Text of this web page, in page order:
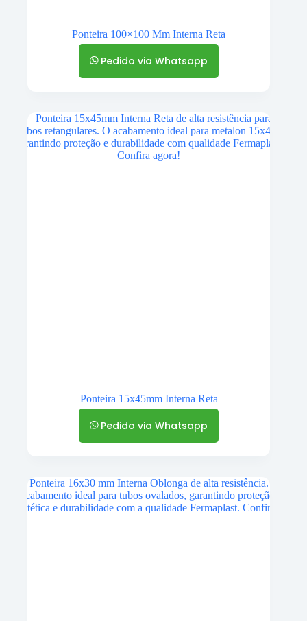
Ponteira 100×100 Mm Interna Reta
Pedido via Whatsapp
Ponteira 15x45mm Interna Reta
Pedido via Whatsapp